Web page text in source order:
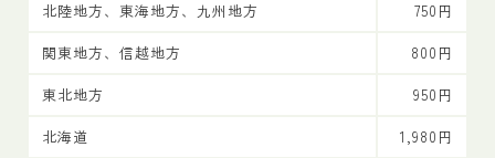
北陸地方、東海地方、九州地方
750円
関東地方、信越地方
800円
東北地方
950円
北海道
1,980円